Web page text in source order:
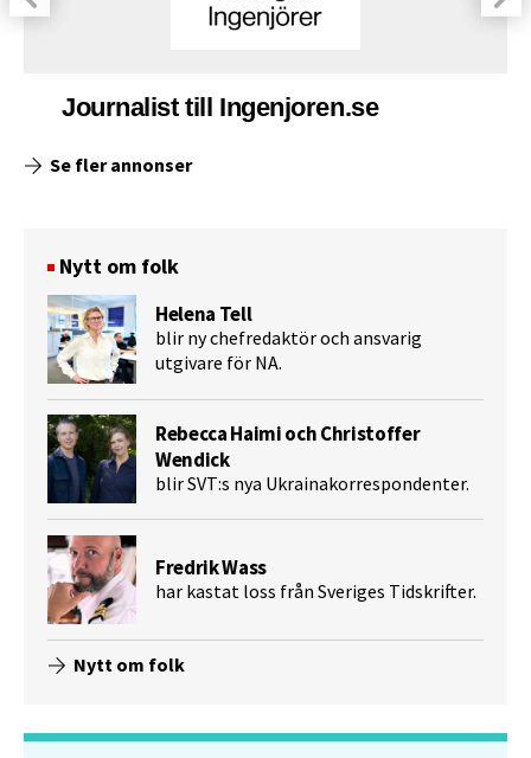
Journalist till Ingenjoren.se
Se fler annonser
Nytt om folk
Helena Tell
blir ny chefredaktör och ansvarig
utgivare för NA.
Rebecca Haimi och Christoffer
Wendick
blir SVT:s nya Ukrainakorrespondenter.
Fredrik Wass
har kastat loss från Sveriges Tidskrifter.
Nytt om folk